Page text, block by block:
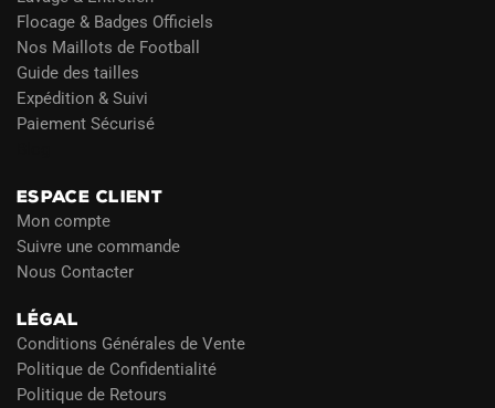
Flocage & Badges Officiels
Nos Maillots de Football
Guide des tailles
Expédition & Suivi
Paiement Sécurisé
ESPACE CLIENT
Mon compte
Suivre une commande
Nous Contacter
LÉGAL
Conditions Générales de Vente
Politique de Confidentialité
Politique de Retours